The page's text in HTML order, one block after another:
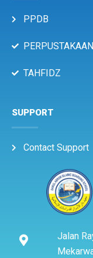
PPDB
PERPUSTAKAAN
TAHFIDZ
SUPPORT
Contact Support
Jalan